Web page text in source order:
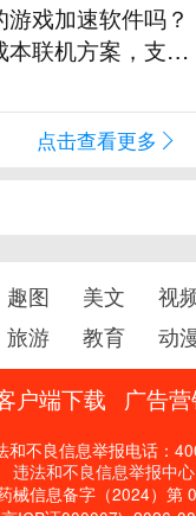
戏加速软件吗？
联机方案，支持
点击查看更多
趣图 美文 视
旅游 教育 动
户端下载 广告
和不良信息举报电话：
违法和不良信息举报中心
械信息备字（2024）第